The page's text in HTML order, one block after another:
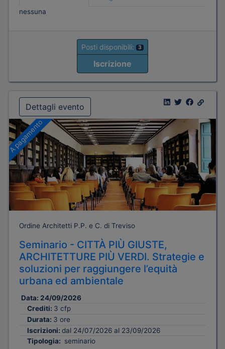
nessuna
Posti disponibili: 3
Iscrizione
Dettagli evento
A pagamento
Ordine Architetti P.P. e C. di Treviso
Seminario - CITTÀ PIÙ GIUSTE,
ARCHITETTURE PIÙ VERDI. Strategie e
soluzioni per raggiungere l’equità
urbana ed ambientale
Data: 24/09/2026
Crediti: 3 cfp
Durata: 3 ore
Iscrizioni: dal 24/07/2026 al 23/09/2026
Tipologia: seminario